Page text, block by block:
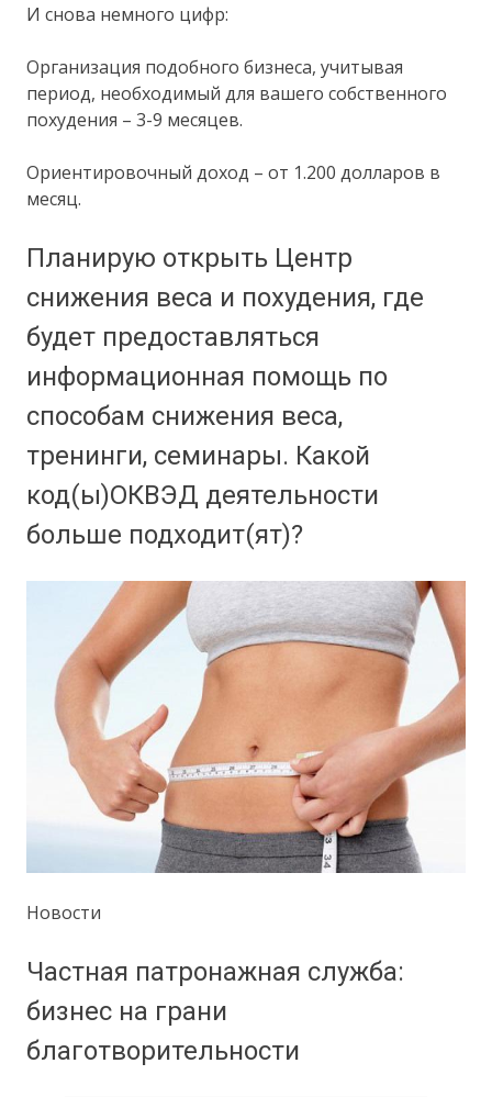
И снова немного цифр:
Организация подобного бизнеса, учитывая
период, необходимый для вашего собственного
похудения – 3-9 месяцев.
Ориентировочный доход – от 1.200 долларов в
месяц.
Планирую открыть Центр
снижения веса и похудения, где
будет предоставляться
информационная помощь по
способам снижения веса,
тренинги, семинары. Какой
код(ы)ОКВЭД деятельности
больше подходит(ят)?
Новости
Частная патронажная служба:
бизнес на грани
благотворительности